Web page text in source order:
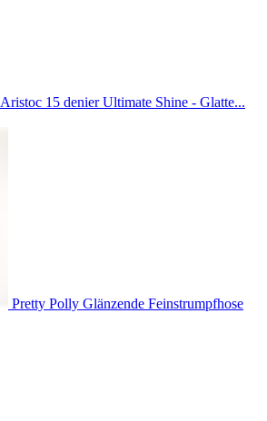
Aristoc 15 denier Ultimate Shine - Glatte...
Pretty Polly Glänzende Feinstrumpfhose